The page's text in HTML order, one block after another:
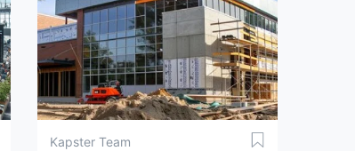
Kapster Team